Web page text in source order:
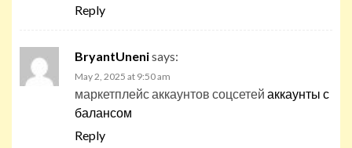
Reply
BryantUnenisays:
May 2, 2025 at 9:50 am
маркетплейс аккаунтов соцсетей аккаунты с
балансом
Reply